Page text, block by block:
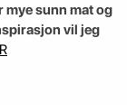
mye sunn mat og
vil jeg